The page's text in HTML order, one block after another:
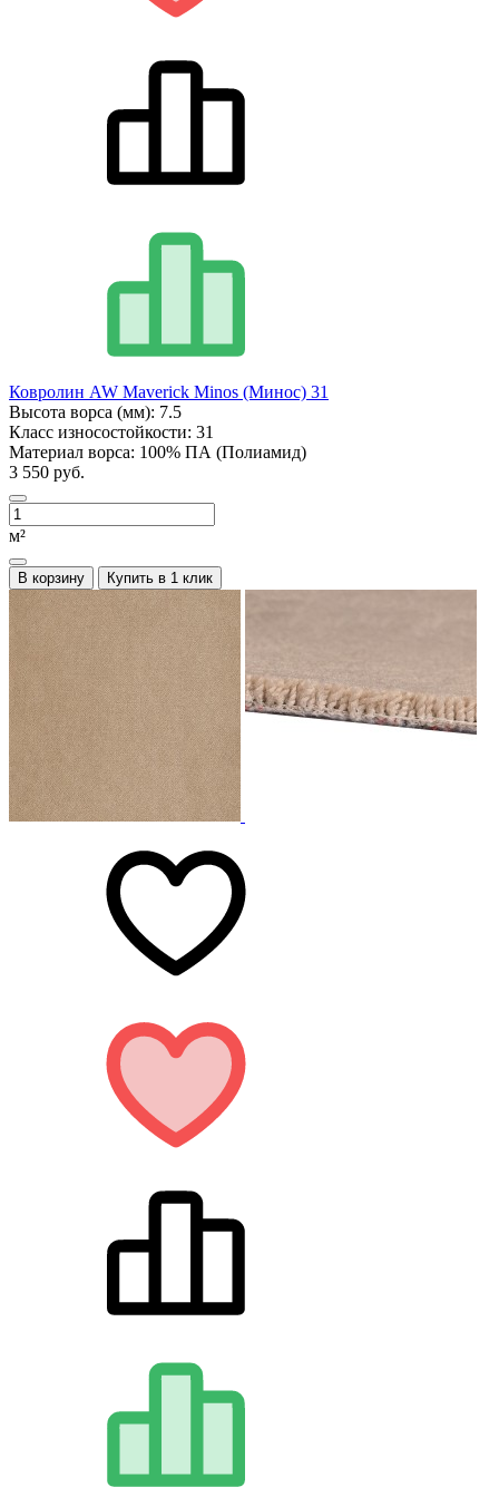
Ковролин AW Maverick Minos (Минос) 31
Высота ворса (мм): 7.5
Класс износостойкости: 31
Материал ворса: 100% ПА (Полиамид)
3 550 руб.
м²
В корзину Купить в 1 клик